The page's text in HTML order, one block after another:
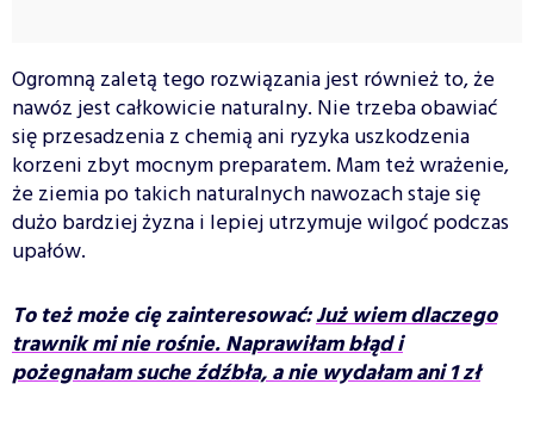
Ogromną zaletą tego rozwiązania jest również to, że
nawóz jest całkowicie naturalny. Nie trzeba obawiać
się przesadzenia z chemią ani ryzyka uszkodzenia
korzeni zbyt mocnym preparatem. Mam też wrażenie,
że ziemia po takich naturalnych nawozach staje się
dużo bardziej żyzna i lepiej utrzymuje wilgoć podczas
upałów.
To też może cię zainteresować:Już wiem dlaczego
trawnik mi nie rośnie. Naprawiłam błąd i
pożegnałam suche źdźbła, a nie wydałam ani 1 zł